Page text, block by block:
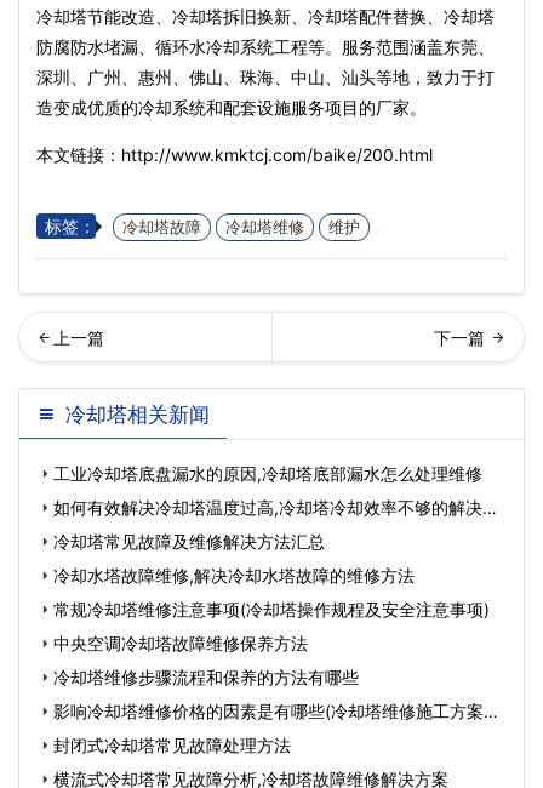
冷却塔节能改造、冷却塔拆旧换新、冷却塔配件替换、冷却塔
防腐防水堵漏、循环水冷却系统工程等。服务范围涵盖东莞、
深圳、广州、惠州、佛山、珠海、中山、汕头等地，致力于打
造变成优质的冷却系统和配套设施服务项目的厂家。
本文链接：http://www.kmktcj.com/baike/200.html
标签： 冷却塔故障 冷却塔维修 维护
却塔清洗的方法有哪些,冷却
塔该如何正确清…
式冷却塔出水温度过高原因,
冷却塔出水温度
冷却塔相关新闻
工业冷却塔底盘漏水的原因,冷却塔底部漏水怎么处理维修
如何有效解决冷却塔温度过高,冷却塔冷却效率不够的解决方
法 冷却塔常见故障及维修解决方法汇总
冷却水塔故障维修,解决冷却水塔故障的维修方法
常规冷却塔维修注意事项(冷却塔操作规程及安全注意事项)
中央空调冷却塔故障维修保养方法
冷却塔维修步骤流程和保养的方法有哪些
影响冷却塔维修价格的因素是有哪些(冷却塔维修施工方案及
报 封闭式冷却塔常见故障处理方法
横流式冷却塔常见故障分析,冷却塔故障维修解决方案